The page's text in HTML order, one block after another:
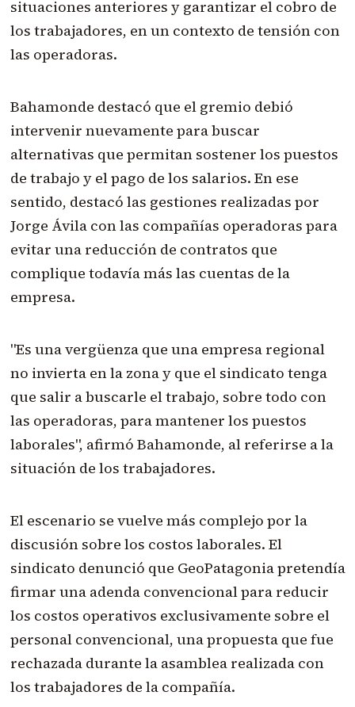
situaciones anteriores y garantizar el cobro de
los trabajadores, en un contexto de tensión con
las operadoras.
Bahamonde destacó que el gremio debió
intervenir nuevamente para buscar
alternativas que permitan sostener los puestos
de trabajo y el pago de los salarios. En ese
sentido, destacó las gestiones realizadas por
Jorge Ávila con las compañías operadoras para
evitar una reducción de contratos que
complique todavía más las cuentas de la
empresa.
"Es una vergüenza que una empresa regional
no invierta en la zona y que el sindicato tenga
que salir a buscarle el trabajo, sobre todo con
las operadoras, para mantener los puestos
laborales", afirmó Bahamonde, al referirse a la
situación de los trabajadores.
El escenario se vuelve más complejo por la
discusión sobre los costos laborales. El
sindicato denunció que GeoPatagonia pretendía
firmar una adenda convencional para reducir
los costos operativos exclusivamente sobre el
personal convencional, una propuesta que fue
rechazada durante la asamblea realizada con
los trabajadores de la compañía.